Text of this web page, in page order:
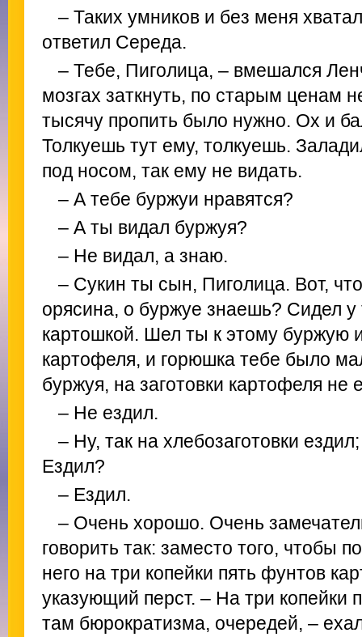
– Таких умников и без меня
ответил Середа.
– Тебе, Пиголица, – вмешался
мозгах заткнуть, по старым ценам
тысячу пропить было нужно. Ох и
Толкуешь тут ему, толкуешь.
под носом, так ему не видать.
– А тебе буржуи нравятся?
– А ты видал буржуя?
– Не видал, а знаю.
– Сукин ты сын, Пиголица. Вот,
орясина, о буржуе знаешь? Сидел у
картошкой. Шел ты к этому буржую
картофеля, и горюшка тебе было
буржуя, на заготовки картофеля не
– Не ездил.
– Ну, так на хлебозаготовки
Ездил?
– Ездил.
– Очень хорошо. Очень
говорить так: заместо того, чтобы
него на три копейки пять фунтов
указующий перст. – На три копейки
там бюрократизма, очередей, –